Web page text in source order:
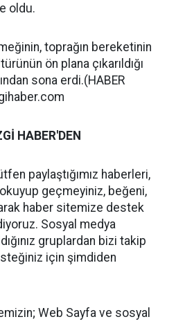
oldu.
toprağın bereketinin
ön plana çıkarıldığı
sona erdi.(HABER
HABER'DEN
paylaştığımız haberleri,
okuyup geçmeyiniz, beğeni,
haber sitemize destek
Sosyal medya
gruplardan bizi takip
için şimdiden
Web Sayfa ve sosyal